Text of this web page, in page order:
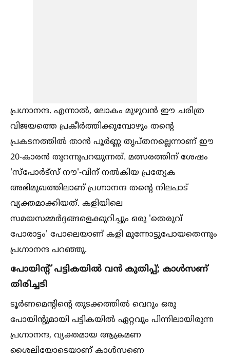
പ്രഗ്നാനന്ദ. എന്നാല്‍, ലോകം മുഴുവൻ ഈ ചരിത്ര
വിജയത്തെ പ്രകീർത്തിക്കുമ്പോഴും തന്റെ
പ്രകടനത്തില്‍ താൻ പൂർണ്ണ തൃപ്തനല്ലെന്നാണ് ഈ
20-കാരൻ തുറന്നുപറയുന്നത്. മത്സരത്തിന് ശേഷം
'സ്പോർട്സ് നൗ'-വിന് നല്‍കിയ പ്രത്യേക
അഭിമുഖത്തിലാണ് പ്രഗ്നാനന്ദ തന്റെ നിലപാട്
വ്യക്തമാക്കിയത്. കളിയിലെ
സമയസമ്മർദ്ദങ്ങളെക്കുറിച്ചും ഒരു 'തെരുവ്
പോരാട്ടം' പോലെയാണ് കളി മുന്നോട്ടുപോയതെന്നും
പ്രഗ്നാനന്ദ പറഞ്ഞു.
പോയിന്റ് പട്ടികയില്‍ വൻ കുതിപ്പ്; കാള്‍സണ്
തിരിച്ചടി
ടൂർണമെന്റിന്റെ തുടക്കത്തില്‍ വെറും ഒരു
പോയിന്റുമായി പട്ടികയില്‍ ഏറ്റവും പിന്നിലായിരുന്ന
പ്രഗ്നാനന്ദ, വ്യക്തമായ ആക്രമണ
ശൈലിയോടെയാണ് കാള്‍സണെ